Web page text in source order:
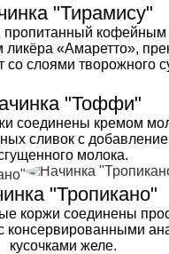
"Тирамису"
пропитанный кофейным
ликёра «Амаретто»,
со слоями творожного
"Тоффи"
соединены кремом
сливок с
молока.
"Тропикано"
коржи соединены
консервированными
кусочками желе.